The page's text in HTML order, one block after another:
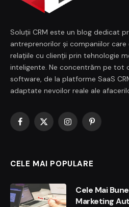
Soluții CRM este un blog dedicat
antreprenorilor și companiilor
relațiile cu clienții prin tehnologie
inteligente. Ne concentrăm pe tot
software, de la platforme SaaS
adaptate nevoilor reale ale
Facebook
X
InstagramPinterest
CELE MAI POPULARE
Cele Mai
Marketing